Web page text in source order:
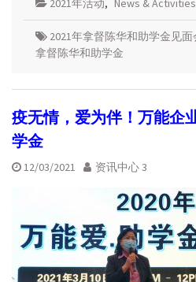
2021年拿督陈华和助学金见面
拿督陈华和助学金
疫无情，爱为伴！万能企
学金
12/03/2021 资讯中心 3